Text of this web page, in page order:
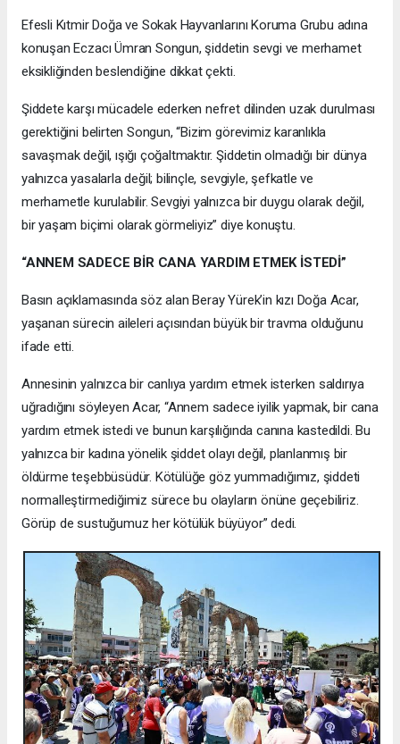
Efesli Kıtmir Doğa ve Sokak Hayvanlarını Koruma Grubu adına
konuşan Eczacı Ümran Songun, şiddetin sevgi ve merhamet
eksikliğinden beslendiğine dikkat çekti.
Şiddete karşı mücadele ederken nefret dilinden uzak durulması
gerektiğini belirten Songun, “Bizim görevimiz karanlıkla
savaşmak değil, ışığı çoğaltmaktır. Şiddetin olmadığı bir dünya
yalnızca yasalarla değil; bilinçle, sevgiyle, şefkatle ve
merhametle kurulabilir. Sevgiyi yalnızca bir duygu olarak değil,
bir yaşam biçimi olarak görmeliyiz” diye konuştu.
“ANNEM SADECE BİR CANA YARDIM ETMEK İSTEDİ”
Basın açıklamasında söz alan Beray Yürek’in kızı Doğa Acar,
yaşanan sürecin aileleri açısından büyük bir travma olduğunu
ifade etti.
Annesinin yalnızca bir canlıya yardım etmek isterken saldırıya
uğradığını söyleyen Acar, “Annem sadece iyilik yapmak, bir cana
yardım etmek istedi ve bunun karşılığında canına kastedildi. Bu
yalnızca bir kadına yönelik şiddet olayı değil, planlanmış bir
öldürme teşebbüsüdür. Kötülüğe göz yummadığımız, şiddeti
normalleştirmediğimiz sürece bu olayların önüne geçebiliriz.
Görüp de sustuğumuz her kötülük büyüyor” dedi.